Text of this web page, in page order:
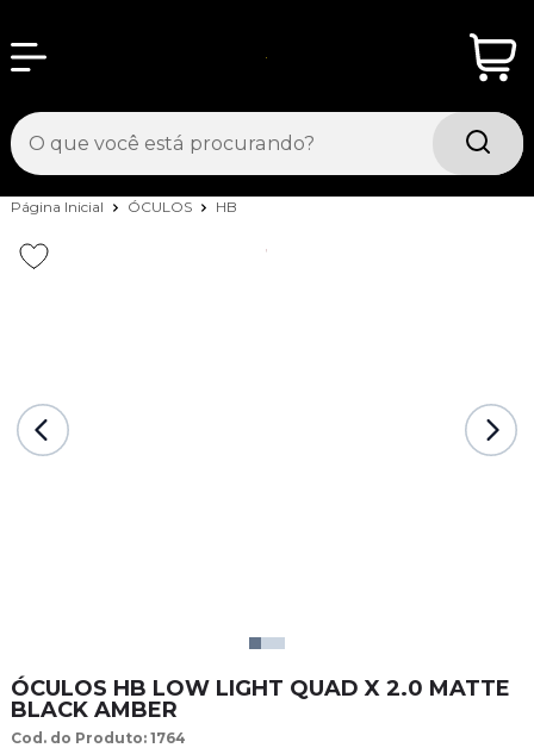
Página Inicial ÓCULOS HB
ÓCULOS HB LOW LIGHT QUAD X 2.0 MATTE
BLACK AMBER
Cod. do Produto: 1764